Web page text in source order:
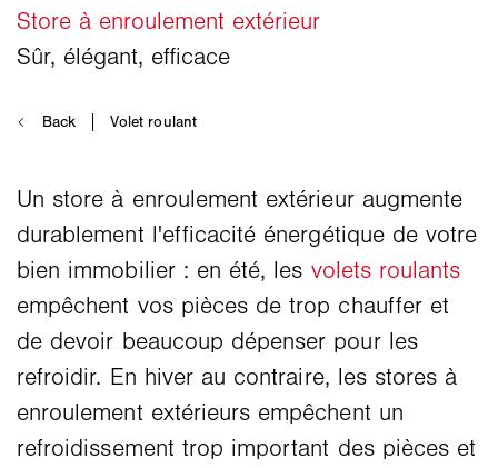
Un store à enroulement extérieur augmente
durablement l'efficacité énergétique de votre
bien immobilier : en été, les volets roulants
empêchent vos pièces de trop chauffer et
de devoir beaucoup dépenser pour les
refroidir. En hiver au contraire, les stores à
enroulement extérieurs empêchent un
refroidissement trop important des pièces et